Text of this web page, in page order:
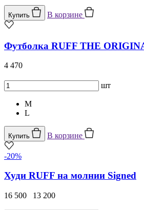
Купить В корзине
Футболка RUFF THE
4 470
шт
M
L
Купить В корзине
-20%
Худи RUFF на молнии Signed
16 500 13 200